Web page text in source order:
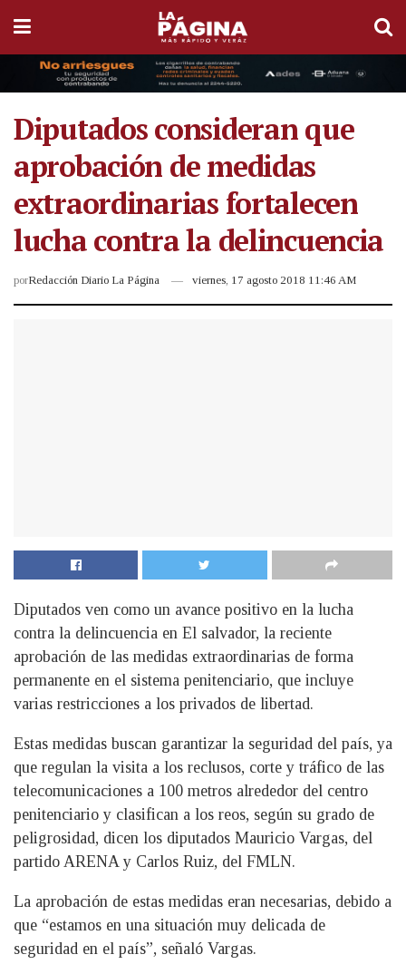
Diputados consideran que
aprobación de medidas
extraordinarias fortalecen
lucha contra la delincuencia
porRedacción Diario La Página viernes, 17 agosto 2018 11:46 AM
Diputados ven como un avance positivo en la lucha
contra la delincuencia en El salvador, la reciente
aprobación de las medidas extraordinarias de forma
permanente en el sistema penitenciario, que incluye
varias restricciones a los privados de libertad.
Estas medidas buscan garantizar la seguridad del país, ya
que regulan la visita a los reclusos, corte y tráfico de las
telecomunicaciones a 100 metros alrededor del centro
penitenciario y clasifican a los reos, según su grado de
peligrosidad, dicen los diputados Mauricio Vargas, del
partido ARENA y Carlos Ruiz, del FMLN.
La aprobación de estas medidas eran necesarias, debido a
que “estamos en una situación muy delicada de
seguridad en el país”, señaló Vargas.